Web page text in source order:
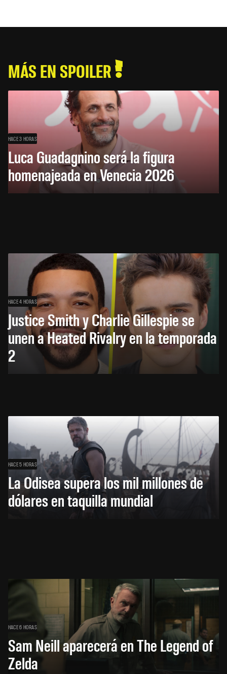
MÁS EN SPOILER
HACE 3 HORAS
Luca Guadagnino será la figura
homenajeada en Venecia 2026
HACE 4 HORAS
Justice Smith y Charlie Gillespie se
unen a Heated Rivalry en la temporada
2
HACE 5 HORAS
La Odisea supera los mil millones de
dólares en taquilla mundial
HACE 6 HORAS
Sam Neill aparecerá en The Legend of
Zelda